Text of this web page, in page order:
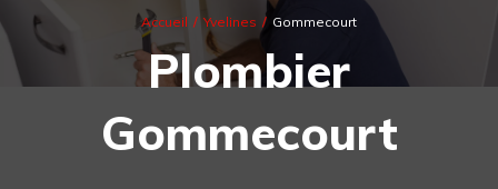
Accueil Yvelines Gommecourt
Plombier
Gommecourt